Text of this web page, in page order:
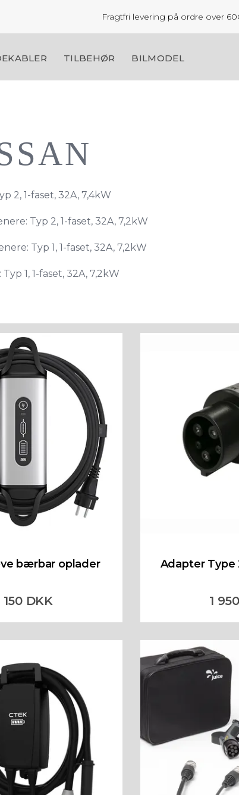
Fragtfri levering på ordre over
TILBEHØR BILMODEL
2, 1-faset, 32A, 7,4kW
Typ 2, 1-faset, 32A, 7,2kW
Typ 1, 1-faset, 32A, 7,2kW
1, 1-faset, 32A, 7,2kW
bærbar oplader
150 DKK
Adapter Type
1